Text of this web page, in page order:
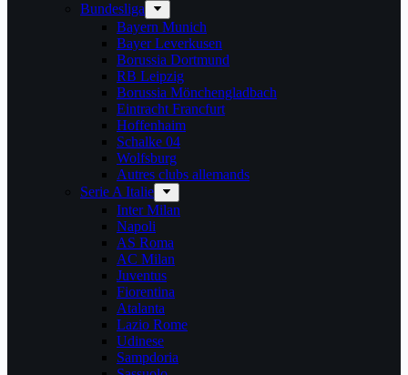
Bundesliga
Bayern Munich
Bayer Leverkusen
Borussia Dortmund
RB Leipzig
Borussia Mönchengladbach
Eintracht Francfurt
Hoffenhaim
Schalke 04
Wolfsburg
Autres clubs allemands
Serie A Italie
Inter Milan
Napoli
AS Roma
AC Milan
Juventus
Fiorentina
Atalanta
Lazio Rome
Udinese
Sampdoria